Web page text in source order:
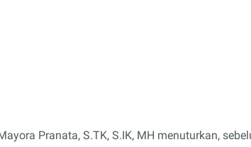
Pranata, S.TK, S.IK, MH menuturkan,